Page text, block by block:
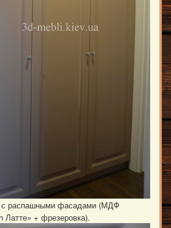
распашными фасадами (МДФ
Латте» + фрезеровка).